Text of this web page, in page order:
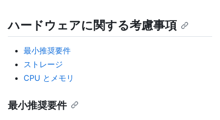
ハードウェアに関する考慮事項
最小推奨要件
ストレージ
CPU とメモリ
最小推奨要件